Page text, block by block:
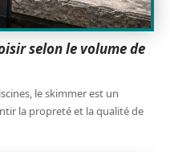
selon le volume de
le skimmer est un
la propreté et la qualité de